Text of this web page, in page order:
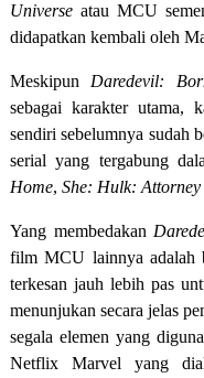
Universe atau MCU
didapatkan kembali oleh
Meskipun Daredevil:
sebagai karakter utama,
sendiri sebelumnya sudah
serial yang tergabung
Home, She: Hulk:
Yang membedakan
film MCU lainnya adalah
terkesan jauh lebih pas
menunjukan secara jelas
segala elemen yang
Netflix Marvel yang